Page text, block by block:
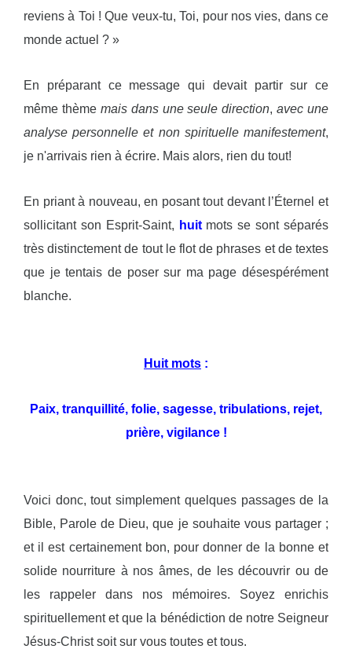
reviens à Toi ! Que veux-tu, Toi, pour nos vies, dans ce
monde actuel ? »
En préparant ce message qui devait partir sur ce
même thème mais dans une seule direction,avec une
analyse personnelle et non spirituelle manifestement,
je n'arrivais rien à écrire. Mais alors, rien du tout!
En priant à nouveau, en posant tout devant l’Éternel et
sollicitant son Esprit-Saint, huitmots se sont séparés
très distinctement de tout le flot de phrases et de textes
que je tentais de poser sur ma page désespérément
blanche.
Huit mots :
Paix, tranquillité, folie, sagesse, tribulations, rejet,
prière, vigilance !
Voici donc, tout simplement quelques passages de la
Bible, Parole de Dieu, que je souhaite vous partager ;
et il est certainement bon, pour donner de la bonne et
solide nourriture à nos âmes, de les découvrir ou de
les rappeler dans nos mémoires. Soyez enrichis
spirituellement et que la bénédiction de notre Seigneur
Jésus-Christ soit sur vous toutes et tous.